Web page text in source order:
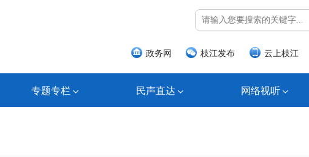
政务网 枝江发布 云上枝江
专题专栏 民声直达 网络视听